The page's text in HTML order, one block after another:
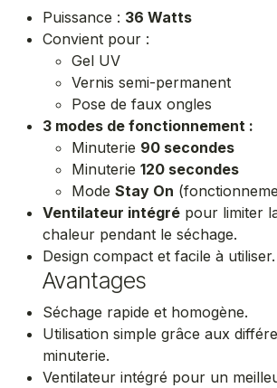
Puissance : 36 Watts
Convient pour :
Gel UV
Vernis semi-permanent
Pose de faux ongles
3 modes de fonctionnement :
Minuterie 90 secondes
Minuterie 120 secondes
Mode Stay On
Ventilateur intégré pour limiter
chaleur pendant le séchage.
Design compact et facile à utiliser.
Avantages
Séchage rapide et homogène.
Utilisation simple grâce aux
minuterie.
Ventilateur intégré pour un